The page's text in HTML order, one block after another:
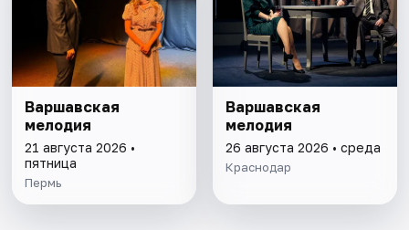
Варшавская
мелодия
21 августа 2026 •
пятница
Пермь
Варшавская
мелодия
26 августа 2026 • среда
Краснодар